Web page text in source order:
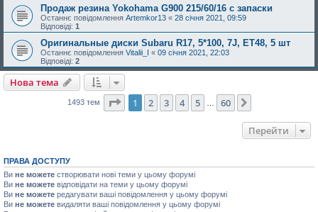
Продаж резина Yokohama G900 215/60/16 с запаски
Останнє повідомлення Artemkor13 « 28 січня 2021, 09:59
Відповіді: 1
Оригинальные диски Subaru R17, 5*100, 7J, ЕТ48, 5 шт
Останнє повідомлення Vitalii_I « 09 січня 2021, 22:03
Відповіді: 2
Нова тема
1493 тем Сторінка1 60
1 2 3 4 5 60
Перейти
ПРАВА ДОСТУПУ
Ви не можете створювати нові теми у цьому форумі
Ви не можете відповідати на теми у цьому форумі
Ви не можете редагувати ваші повідомлення у цьому форумі
Ви не можете видаляти ваші повідомлення у цьому форумі